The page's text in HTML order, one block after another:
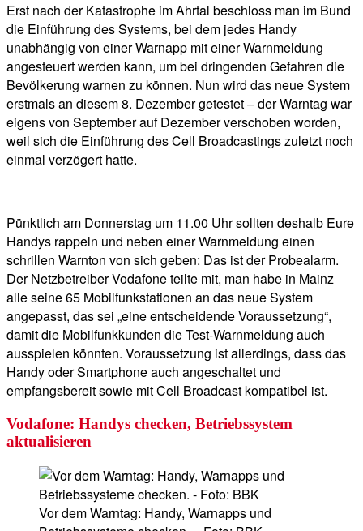
Erst nach der Katastrophe im Ahrtal beschloss man im Bund
die Einführung des Systems, bei dem jedes Handy
unabhängig von einer Warnapp mit einer Warnmeldung
angesteuert werden kann, um bei dringenden Gefahren die
Bevölkerung warnen zu können. Nun wird das neue System
erstmals an diesem 8. Dezember getestet – der Warntag war
eigens von September auf Dezember verschoben worden,
weil sich die Einführung des Cell Broadcastings zuletzt noch
einmal verzögert hatte.
Pünktlich am Donnerstag um 11.00 Uhr sollten deshalb Eure
Handys rappeln und neben einer Warnmeldung einen
schrillen Warnton von sich geben: Das ist der Probealarm.
Der Netzbetreiber Vodafone teilte mit, man habe in Mainz
alle seine 65 Mobilfunkstationen an das neue System
angepasst, das sei „eine entscheidende Voraussetzung“,
damit die Mobilfunkkunden die Test-Warnmeldung auch
ausspielen könnten. Voraussetzung ist allerdings, dass das
Handy oder Smartphone auch angeschaltet und
empfangsbereit sowie mit Cell Broadcast kompatibel ist.
Vodafone: Handys checken, Betriebssystem
aktualisieren
Vor dem Warntag: Handy, Warnapps und